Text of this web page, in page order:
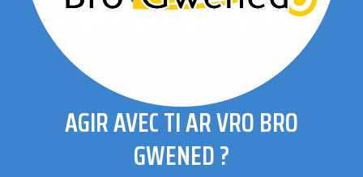
AGIR AVEC TI AR VRO BRO
GWENED ?